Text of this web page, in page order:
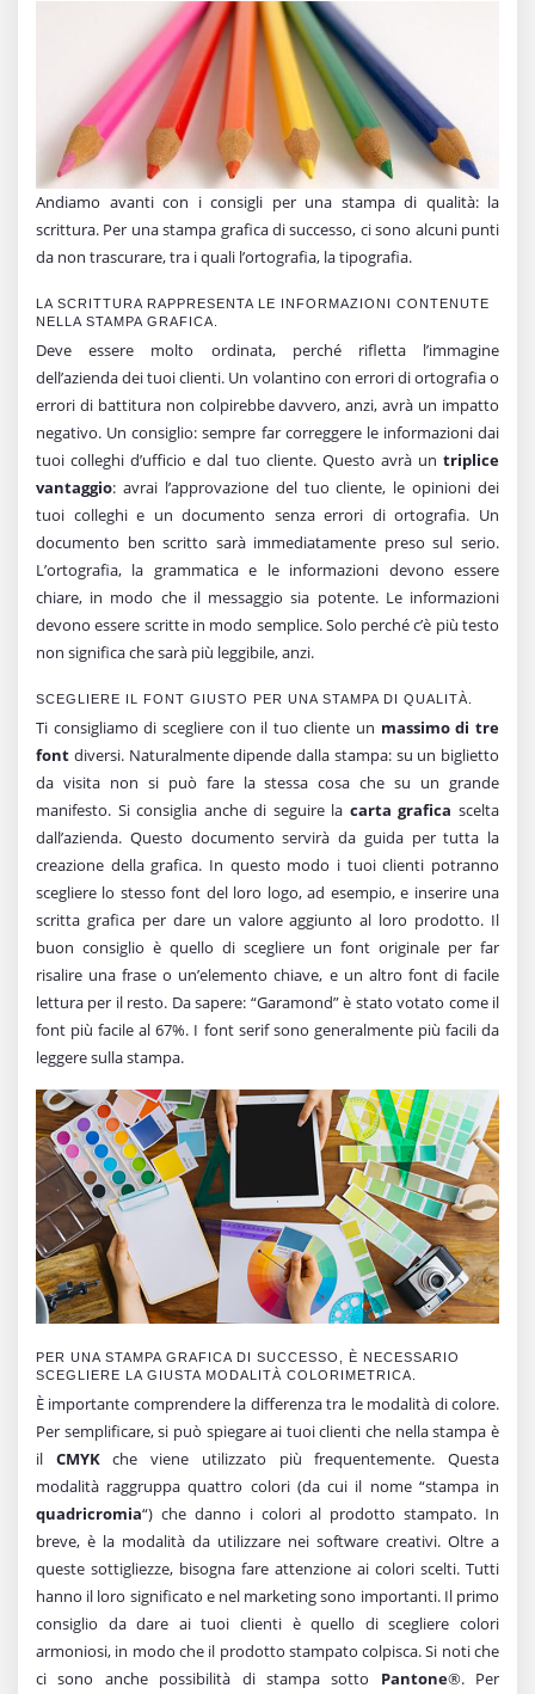
Andiamo avanti con i consigli per una stampa di qualità: la
scrittura. Per una stampa grafica di successo, ci sono alcuni punti
da non trascurare, tra i quali l’ortografia, la tipografia.
LA SCRITTURA RAPPRESENTA LE INFORMAZIONI CONTENUTE
NELLA STAMPA GRAFICA.
Deve essere molto ordinata, perché rifletta l’immagine
dell’azienda dei tuoi clienti. Un volantino con errori di ortografia o
errori di battitura non colpirebbe davvero, anzi, avrà un impatto
negativo. Un consiglio: sempre far correggere le informazioni dai
tuoi colleghi d’ufficio e dal tuo cliente. Questo avrà un triplice
vantaggio: avrai l’approvazione del tuo cliente, le opinioni dei
tuoi colleghi e un documento senza errori di ortografia. Un
documento ben scritto sarà immediatamente preso sul serio.
L’ortografia, la grammatica e le informazioni devono essere
chiare, in modo che il messaggio sia potente. Le informazioni
devono essere scritte in modo semplice. Solo perché c’è più testo
non significa che sarà più leggibile, anzi.
SCEGLIERE IL FONT GIUSTO PER UNA STAMPA DI QUALITÀ.
Ti consigliamo di scegliere con il tuo cliente un massimo di tre
font diversi. Naturalmente dipende dalla stampa: su un biglietto
da visita non si può fare la stessa cosa che su un grande
manifesto. Si consiglia anche di seguire la carta grafica scelta
dall’azienda. Questo documento servirà da guida per tutta la
creazione della grafica. In questo modo i tuoi clienti potranno
scegliere lo stesso font del loro logo, ad esempio, e inserire una
scritta grafica per dare un valore aggiunto al loro prodotto. Il
buon consiglio è quello di scegliere un font originale per far
risalire una frase o un’elemento chiave, e un altro font di facile
lettura per il resto. Da sapere: “Garamond” è stato votato come il
font più facile al 67%. I font serif sono generalmente più facili da
leggere sulla stampa.
PER UNA STAMPA GRAFICA DI SUCCESSO, È NECESSARIO
SCEGLIERE LA GIUSTA MODALITÀ COLORIMETRICA.
È importante comprendere la differenza tra le modalità di colore.
Per semplificare, si può spiegare ai tuoi clienti che nella stampa è
il CMYKche viene utilizzato più frequentemente. Questa
modalità raggruppa quattro colori (da cui il nome “stampa in
quadricromia“) che danno i colori al prodotto stampato. In
breve, è la modalità da utilizzare nei software creativi. Oltre a
queste sottigliezze, bisogna fare attenzione ai colori scelti. Tutti
hanno il loro significato e nel marketing sono importanti. Il primo
consiglio da dare ai tuoi clienti è quello di scegliere colori
armoniosi, in modo che il prodotto stampato colpisca. Si noti che
ci sono anche possibilità di stampa sotto Pantone®. Per